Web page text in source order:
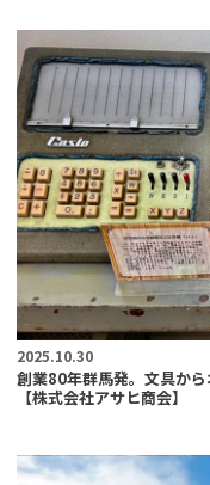
2025.10.30
創業80年群馬発。文具か
【株式会社アサヒ商会】